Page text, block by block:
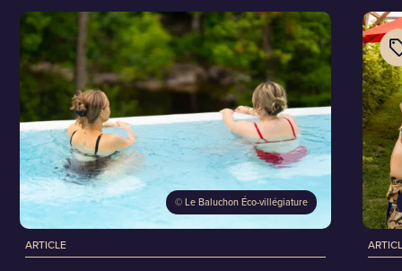
© Le Baluchon Éco-villégiature
ARTICLE